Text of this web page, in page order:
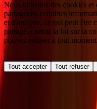
Nous utilisons des cookies et
partageons certaines
et d'analyse, ce qui peut être
partage » selon la loi sur la
pouvez refuser à tout
.
Tout accepter Tout refuser